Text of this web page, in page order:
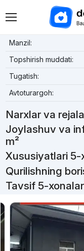
Manzil:
Topshirish muddati:
Tugatish:
Avtoturargoh:
Narxlar va
Joylashuv va
m²
Xususiyatlari 5-
Qurilishning
Tavsif 5-